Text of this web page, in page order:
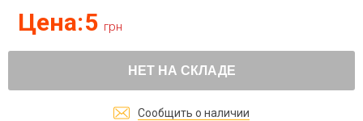
Цена:5 грн
НЕТ НА СКЛАДЕ
Сообщить о наличии